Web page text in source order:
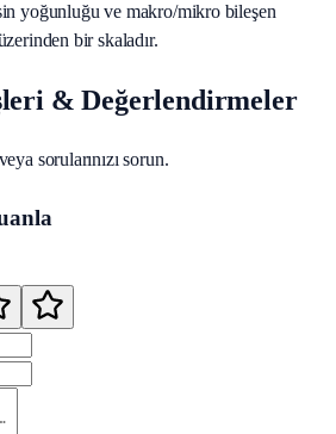
yoğunluğu ve makro/mikro bileşen
bir skaladır.
& Değerlendirmeler
sorularınızı sorun.